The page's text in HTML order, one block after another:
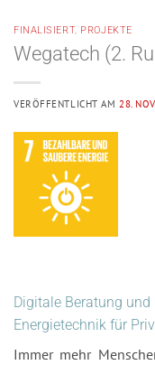
FINALISIERT, PROJEKTE
Wegatech (2.
VERÖFFENTLICHT AM 28.
Digitale Beratung
Energietechnik für
Immer mehr